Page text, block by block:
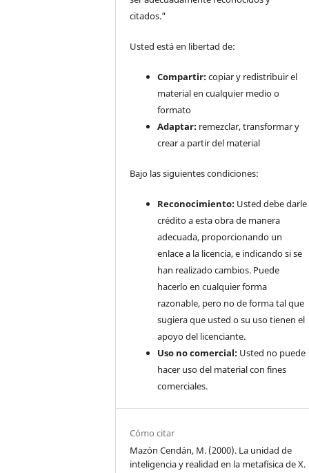
citados."
Usted está en libertad de:
Compartir:copiar y redistribuir el
material en cualquier medio o
formato
Adaptar: remezclar, transformar y
crear a partir del material
Bajo las siguientes condiciones:
Reconocimiento: Usted debe darle
crédito a esta obra de manera
adecuada, proporcionando un
enlace a la licencia, e indicando si se
han realizado cambios. Puede
hacerlo en cualquier forma
razonable, pero no de forma tal que
sugiera que usted o su uso tienen el
apoyo del licenciante.
Uso no comercial: Usted no puede
hacer uso del material con fines
comerciales.
Cómo citar
Mazón Cendán, M. (2000). La unidad de
inteligencia y realidad en la metafísica de X.